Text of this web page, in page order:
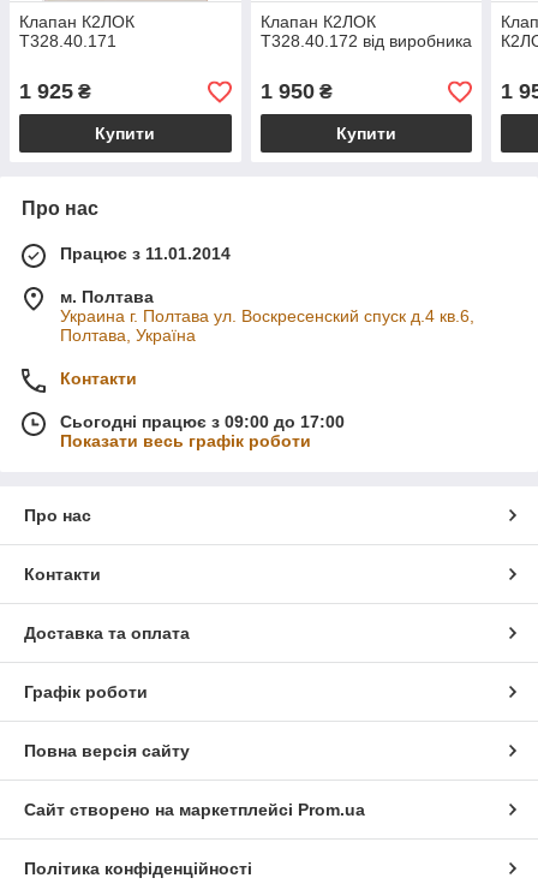
Клапан К2ЛОК
Т328.40.171
1 925 ₴
Купити
Клапан К2ЛОК
Т328.40.172 від виробника
1 950₴
Купити
1
Про нас
Працює з 11.01.2014
м. Полтава
Украина г. Полтава ул. Воскресенский спуск д.4 кв.6,
Полтава, Україна
Контакти
Сьогодні працює з 09:00 до 17:00
Показати весь графік роботи
Про нас
Контакти
Доставка та оплата
Графік роботи
Повна версія сайту
Сайт створено на маркетплейсі Prom.ua
Політика конфіденційності